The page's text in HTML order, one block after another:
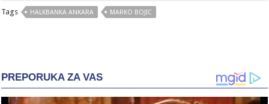
Tags HALKBANKA ANKARA MARKO BOJIC